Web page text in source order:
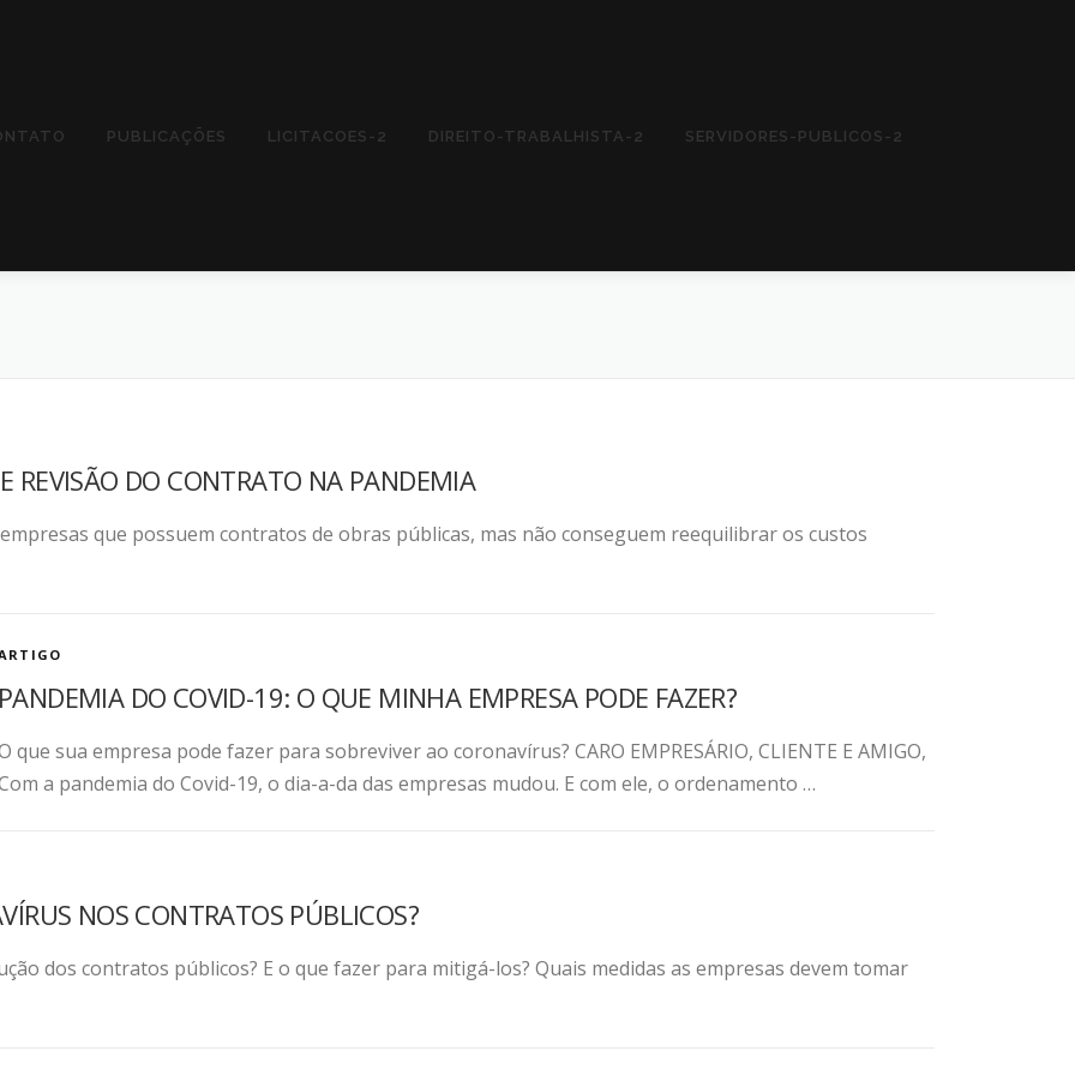
PUBLICAÇÕES LICITACOES-2 DIREITO-TRABALHISTA-2 SERVIDORES-PUBLICOS-2
REVISÃO DO CONTRATO NA PANDEMIA
que possuem contratos de obras públicas, mas não conseguem reequilibrar os custos
PANDEMIA DO COVID-19: O QUE MINHA EMPRESA PODE FAZER?
que sua empresa pode fazer para sobreviver ao coronavírus? CARO EMPRESÁRIO, CLIENTE E AMIGO,
a pandemia do Covid-19, o dia-a-da das empresas mudou. E com ele, o ordenamento …
NOS CONTRATOS PÚBLICOS?
dos contratos públicos? E o que fazer para mitigá-los? Quais medidas as empresas devem tomar